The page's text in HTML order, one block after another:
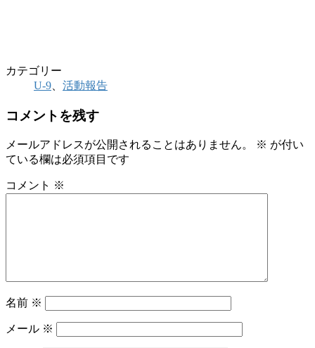
カテゴリー
U-9
活動報告
コメントを残す
メールアドレスが公開されることはありません。 ※ が付い
ている欄は必須項目です
コメント ※
名前 ※
メール ※